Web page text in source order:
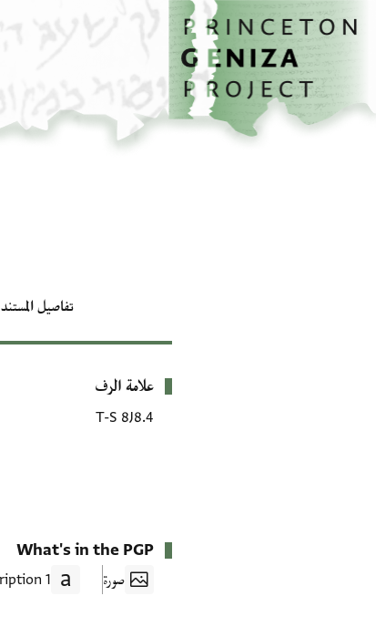
تخطي إلى المحتوى الرئيسي
الصفحة الرئيسية
تفاصيل المستند
بيانات التعريف
علامة الرف
T-S 8J8.4
What's in the PGP
صورة 1 Transcription